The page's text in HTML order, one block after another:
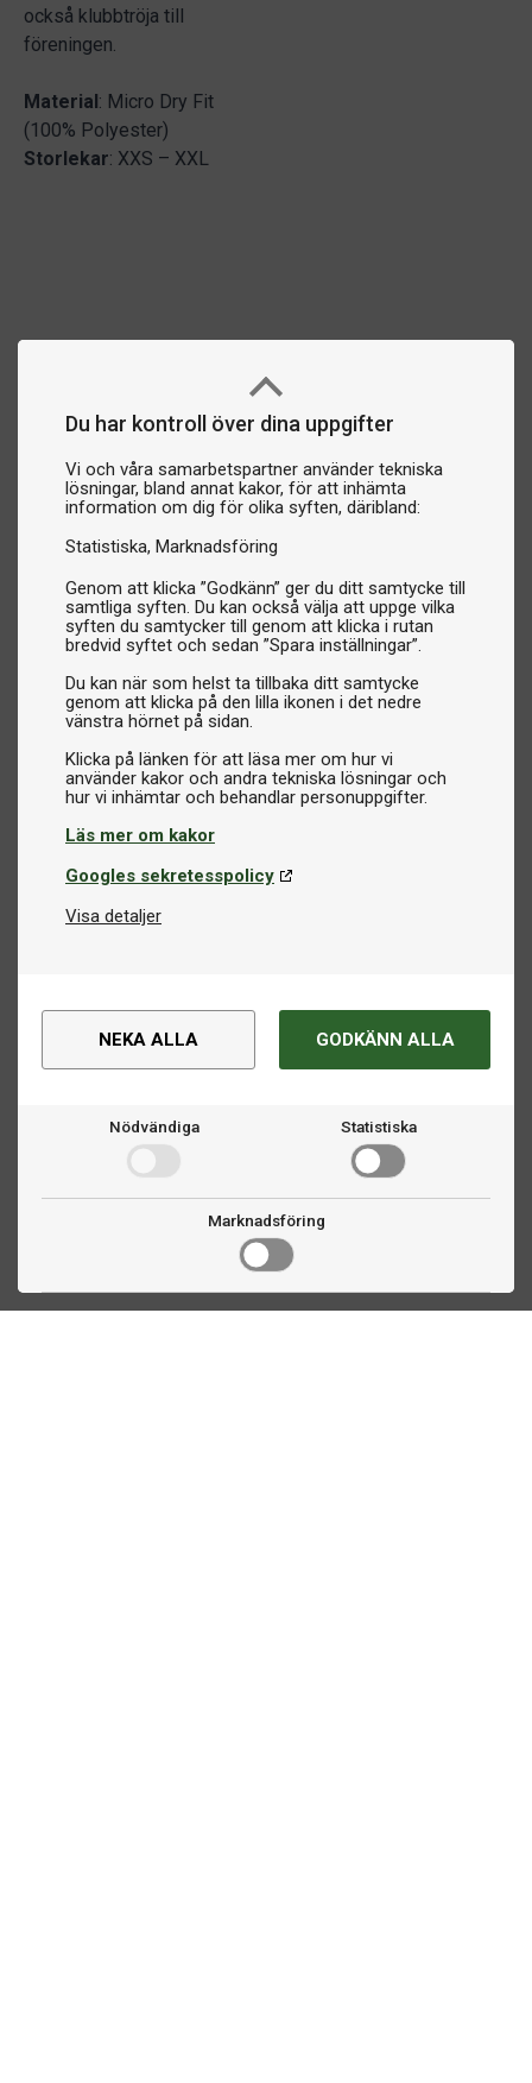
Du har kontroll över dina uppgifter
Vi och våra samarbetspartner använder tekniska
lösningar, bland annat kakor, för att inhämta
information om dig för olika syften, däribland:
Statistiska Marknadsföring
Genom att klicka ”Godkänn” ger du ditt samtycke till
samtliga syften. Du kan också välja att uppge vilka
syften du samtycker till genom att klicka i rutan
bredvid syftet och sedan ”Spara inställningar”.
Du kan när som helst ta tillbaka ditt samtycke
genom att klicka på den lilla ikonen i det nedre
vänstra hörnet på sidan.
Klicka på länken för att läsa mer om hur vi
använder kakor och andra tekniska lösningar och
Läs mer om kakor
Googles sekretesspolicy
Visa detaljer
NEKA ALLA GODKÄNN ALLA
Nödvändiga Statistiska
Marknadsföring
också klubbtröja till
föreningen.
Material: Micro Dry Fit
(100% Polyester)
Storlekar: XXS – XXL